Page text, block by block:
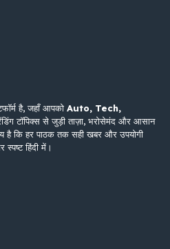
है, जहाँ आपको Auto, Tech,
टॉपिक्स से जुड़ी ताज़ा, भरोसेमंद और आसान
है कि हर पाठक तक सही खबर और उपयोगी
हिंदी में।